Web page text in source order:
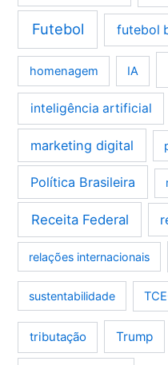
Futebol futebol
homenagem IA
inteligência artificial
marketing digital
Política Brasileira
Receita Federal
relações internacionais
sustentabilidade
tributação Trump